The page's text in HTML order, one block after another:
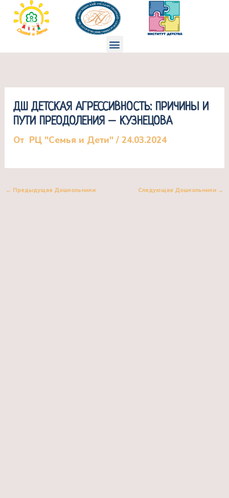
Перейти
содержимому
Меню
ДШ ДЕТСКАЯ АГРЕССИВНОСТЬ: ПРИЧИНЫ И
ПУТИ ПРЕОДОЛЕНИЯ – КУЗНЕЦОВА
От РЦ "Семья и Дети"/24.03.2024
← Предыдущая Дошкольники Следующая Дошкольники →